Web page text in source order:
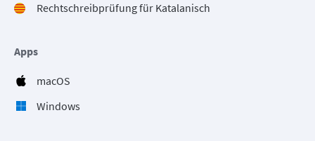
Rechtschreibprüfung für Katalanisch
Apps
macOS
Windows